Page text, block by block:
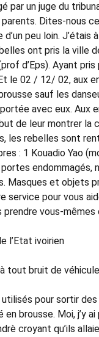
un juge du
Dites-nous
peu loin. J’étais
ont pris la ville
d’Eps). Ayant
le 02 / 12/ 02, aux
sauf les
avec eux.
de leur montrer la
les rebelles sont
: 1 Kouadio Yao
Masques et objets
service pour vous
prendre vous-
l’Etat ivoirien
à tout bruit de
pour sortir
brousse. Moi, j’y
croyant qu’ils